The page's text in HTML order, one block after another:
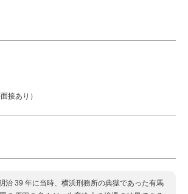
接あり）
治 39 年に当時、横浜刑務所の典獄であった有馬